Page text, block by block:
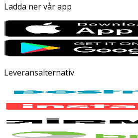
Ladda ner vår app
Leveransalternativ